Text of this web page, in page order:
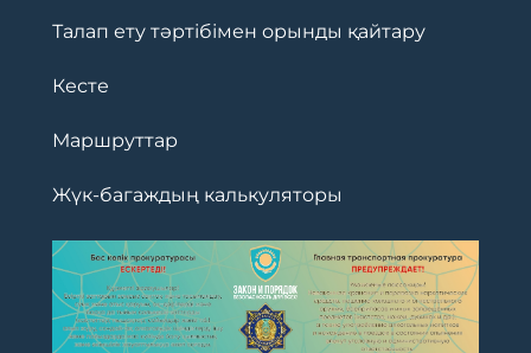
Талап ету тәртібімен орынды қайтару
Кесте
Маршруттар
Жүк-багаждың калькуляторы